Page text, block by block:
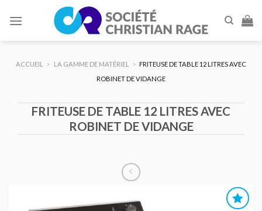
ACCUEIL > LA GAMME DE MATÉRIEL > FRITEUSE DE TABLE 12 LITRES AVEC
ROBINET DE VIDANGE
FRITEUSE DE TABLE 12 LITRES AVEC
ROBINET DE VIDANGE